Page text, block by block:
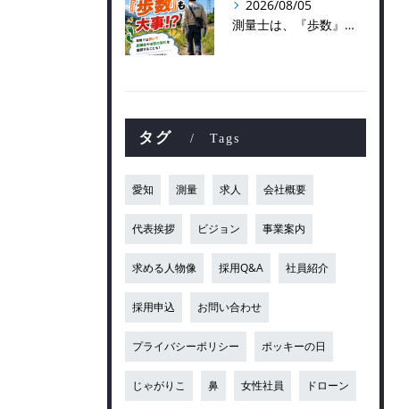
2026/08/05
測量士は、『歩数』も大事！？
タグ Tags
愛知 測量 求人 会社概要
代表挨拶 ビジョン 事業案内
求める人物像 採用Q&A 社員紹介
採用申込 お問い合わせ
プライバシーポリシー ポッキーの日
じゃがりこ 鼻 女性社員 ドローン